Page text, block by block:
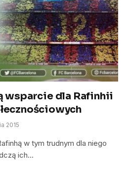
wsparcie dla Rafinhii
2015
w tym trudnym dla niego
ich…